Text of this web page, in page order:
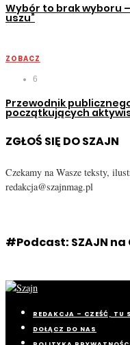
Wybór to brak wyboru
uszu”
ZOBACZ
6
Przewodnik
początkujących
ZGŁOŚ SIĘ DO SZAJN
Czekamy na Wasze teksty,
redakcja@szajnmag.pl
#Podcast: SZAJN na
REDAKCJA – CZEŚĆ, TU
DOŁĄCZ DO NAS